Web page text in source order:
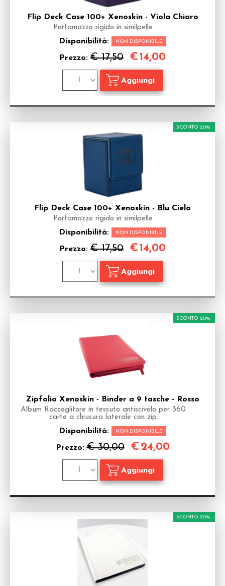
Flip Deck Case 100+ Xenoskin - Viola Chiaro
Portamazzo rigido in similpelle
Disponibilità: NON DISPONIBILE
Prezzo: € 17,50 €14,00
Flip Deck Case 100+ Xenoskin - Blu Cielo
Portamazzo rigido in similpelle
Disponibilità: NON DISPONIBILE
Prezzo: € 17,50
SCONTO 20%
€14,00
Zipfolio Xenoskin - Binder a 9 tasche - Rosso
Album Raccoglitore in tessuto antiscivolo per 360
carte a chiusura laterale con zip
Disponibilità: NON DISPONIBILE
Prezzo:€ 30,00
SCONTO 20%
€ 24,00
SCONTO 20%